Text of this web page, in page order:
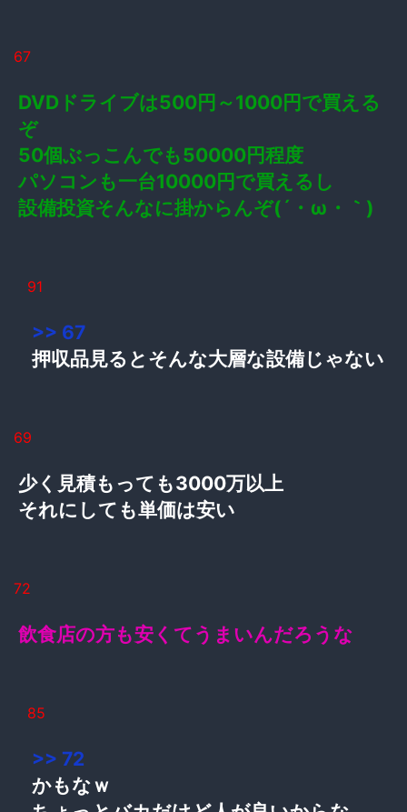
67
DVDドライブは500円～1000円で買える
ぞ
50個ぶっこんでも50000円程度
パソコンも一台10000円で買えるし
設備投資そんなに掛からんぞ(´・ω・｀)
91
>> 67
押収品見るとそんな大層な設備じゃない
69
少く見積もっても3000万以上
それにしても単価は安い
72
飲食店の方も安くてうまいんだろうな
85
>> 72
かもなｗ